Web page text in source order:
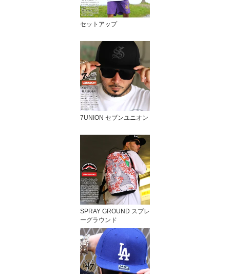
セットアップ
7UNION セブンユニオン
SPRAY GROUND スプレ
ーグラウンド